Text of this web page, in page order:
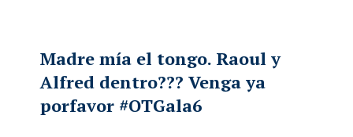
Madre mía el tongo. Raoul y
Alfred dentro??? Venga ya
porfavor #OTGala6